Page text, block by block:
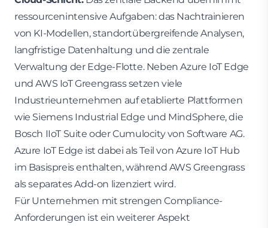
ressourcenintensive Aufgaben: das Nachtrainieren
von KI-Modellen, standortübergreifende Analysen,
langfristige Datenhaltung und die zentrale
Verwaltung der Edge-Flotte. Neben Azure IoT Edge
und AWS IoT Greengrass setzen viele
Industrieunternehmen auf etablierte Plattformen
wie Siemens Industrial Edge und MindSphere, die
Bosch IIoT Suite oder Cumulocity von Software AG.
Azure IoT Edge ist dabei als Teil von Azure IoT Hub
im Basispreis enthalten, während AWS Greengrass
als separates Add-on lizenziert wird.
Für Unternehmen mit strengen Compliance-
Anforderungen ist ein weiterer Aspekt